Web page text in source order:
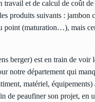
et de calcul de coût
produits suivants : jambon
point (maturation…), mais
berger) est en train de
notre département qui
matériel,
de peaufiner son projet, en